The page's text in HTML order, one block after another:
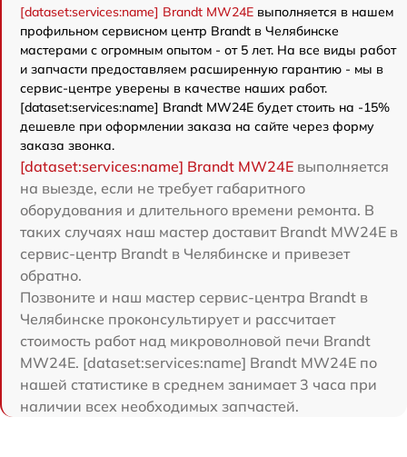
[dataset:services:name] Brandt MW24E выполняется в нашем
профильном сервисном центр Brandt в Челябинске
мастерами с огромным опытом - от 5 лет. На все виды работ
и запчасти предоставляем расширенную гарантию - мы в
сервис-центре уверены в качестве наших работ.
[dataset:services:name] Brandt MW24E будет стоить на -15%
дешевле при оформлении заказа на сайте через форму
заказа звонка.
[dataset:services:name] Brandt MW24E выполняется
на выезде, если не требует габаритного
оборудования и длительного времени ремонта. В
таких случаях наш мастер доставит Brandt MW24E в
сервис-центр Brandt в Челябинске и привезет
обратно.
Позвоните и наш мастер сервис-центра Brandt в
Челябинске проконсультирует и рассчитает
стоимость работ над микроволновой печи Brandt
MW24E. [dataset:services:name] Brandt MW24E по
нашей статистике в среднем занимает 3 часа при
наличии всех необходимых запчастей.